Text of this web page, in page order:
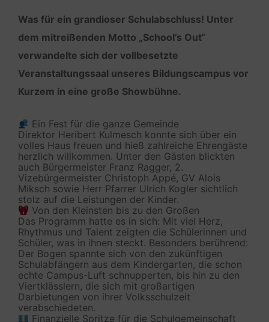
Was für ein grandioser Schulabschluss! Unter
dem mitreißenden Motto „School’s Out“
verwandelte sich der vollbesetzte
Veranstaltungssaal unseres Bildungscampus vor
Kurzem in eine große Showbühne.
Ein Fest für die ganze Gemeinde
Direktor Heribert Kulmesch konnte sich über ein
volles Haus freuen und hieß zahlreiche Ehrengäste
herzlich willkommen. Unter den Gästen blickten
auch Bürgermeister Franz Ragger, 2.
Vizebürgermeister Christoph Appé, GV Alois
Miksch sowie Herr Pfarrer Ulrich Kogler sichtlich
stolz auf die Leistungen der Kinder.
Von den Kleinsten bis zu den Großen
Das Programm hatte es in sich: Mit viel Herz,
Rhythmus und Talent zeigten die Schülerinnen und
Schüler, was in ihnen steckt. Besonders berührend:
Der Bogen spannte sich von den zukünftigen
Schulabfängern aus dem Kindergarten, die schon
echte Campus-Luft schnupperten, bis hin zu den
Viertklässlern, die sich mit großartigen
Darbietungen von ihrer Volksschulzeit
verabschiedeten.
Finanzielle Spritze für die Schulgemeinschaft